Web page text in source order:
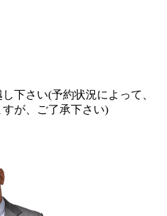
下さい(予約状況によって、
が、ご了承下さい)